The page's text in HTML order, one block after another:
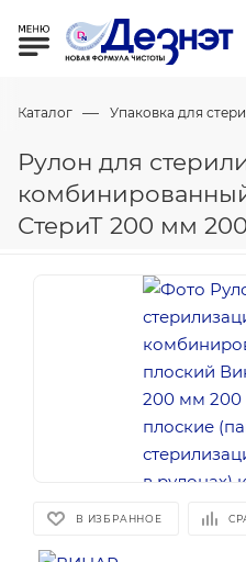
Каталог — Упаковка для
Рулон для
СтериТ 200 мм
В ИЗБРАННОЕ